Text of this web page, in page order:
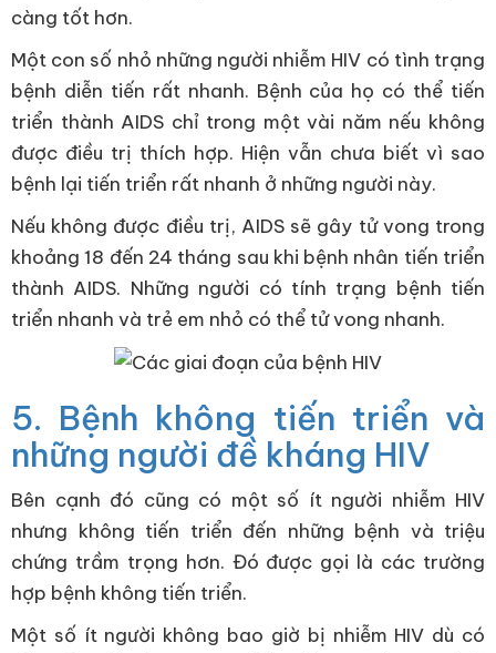
càng tốt hơn.
Một con số nhỏ những người nhiễm HIV có tình trạng
bệnh diễn tiến rất nhanh. Bệnh của họ có thể tiến
triển thành AIDS chỉ trong một vài năm nếu không
được điều trị thích hợp. Hiện vẫn chưa biết vì sao
bệnh lại tiến triển rất nhanh ở những người này.
Nếu không được điều trị, AIDS sẽ gây tử vong trong
khoảng 18 đến 24 tháng sau khi bệnh nhân tiến triển
thành AIDS. Những người có tính trạng bệnh tiến
triển nhanh và trẻ em nhỏ có thể tử vong nhanh.
5. Bệnh không tiến triển và
những người đề kháng HIV
Bên cạnh đó cũng có một số ít người nhiễm HIV
nhưng không tiến triển đến những bệnh và triệu
chứng trầm trọng hơn. Đó được gọi là các trường
hợp bệnh không tiến triển.
Một số ít người không bao giờ bị nhiễm HIV dù có